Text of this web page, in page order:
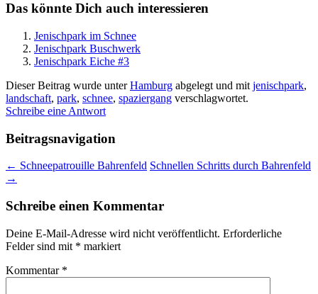
Das könnte Dich auch interessieren
Jenischpark im Schnee
Jenischpark Buschwerk
Jenischpark Eiche #3
Dieser Beitrag wurde unterHamburg abgelegt und mit jenischpark,
landschaft, park, schnee, spaziergang verschlagwortet.
Schreibe eine Antwort
Beitragsnavigation
← Schneepatrouille Bahrenfeld Schnellen Schritts durch Bahrenfeld
→
Schreibe einen Kommentar
Deine E-Mail-Adresse wird nicht veröffentlicht. Erforderliche
Felder sind mit * markiert
Kommentar *